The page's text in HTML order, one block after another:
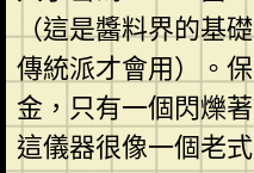
（這是醬料界的基
傳統派才會用）。
金，只有一個閃爍
這儀器很像一個老